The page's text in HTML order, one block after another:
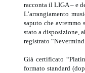
racconta il LIGA – e
L’arrangiamento
saputo che
stato a disposizione,
registrato
Già certificato
formato standard